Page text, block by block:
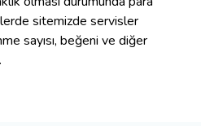
sitemizde servisler
sayısı, beğeni ve diğer